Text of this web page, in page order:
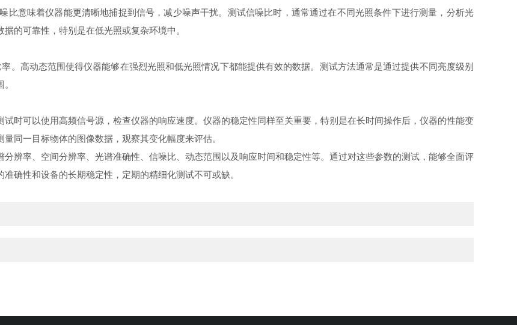
意味着仪器能更清晰地捕捉到信号，减少噪声干扰。测试信噪比时，通常通过在不同光照条件下进行测量，分析光
的可靠性，特别是在低光照或复杂环境中。
高动态范围使得仪器能够在强烈光照和低光照情况下都能提供有效的数据。测试方法通常是通过提供不同亮度级别
可以使用高频信号源，检查仪器的响应速度。仪器的稳定性同样至关重要，特别是在长时间操作后，仪器的性能变
同一目标物体的图像数据，观察其变化幅度来评估。
率、空间分辨率、光谱准确性、信噪比、动态范围以及响应时间和稳定性等。通过对这些参数的测试，能够全面评
确性和设备的长期稳定性，定期的精细化测试不可或缺。